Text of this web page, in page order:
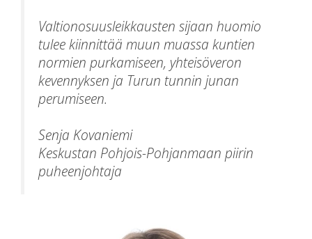
Valtionosuusleikkausten sijaan huomio
tulee kiinnittää muun muassa kuntien
normien purkamiseen, yhteisöveron
kevennyksen ja Turun tunnin junan
perumiseen.
Senja Kovaniemi
Keskustan Pohjois-Pohjanmaan piirin
puheenjohtaja